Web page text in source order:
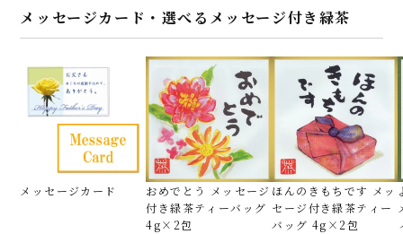
メッセージカード・選べるメッセージ付き緑茶
メッセージカード
おめでとう メッセージ
付き緑茶ティーバッグ
4g×2包
ほんのきもちです メッ
セージ付き緑茶ティー
バッグ 4g×2包